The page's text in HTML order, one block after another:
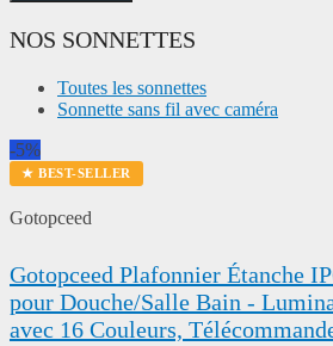
NOS SONNETTES
Toutes les sonnettes
Sonnette sans fil avec caméra
-5%
★ BEST-SELLER
Gotopceed
Gotopceed Plafonnier Étanche
pour Douche/Salle Bain -
avec 16 Couleurs,